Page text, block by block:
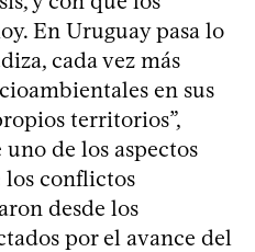
En Uruguay pasa lo
cada vez más
en sus
territorios”,
de los aspectos
los conflictos
desde los
por el avance del